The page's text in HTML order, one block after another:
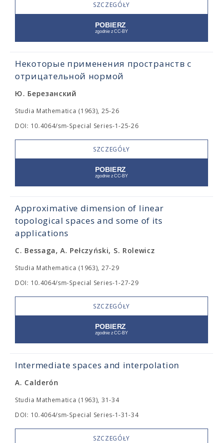
SZCZEGÓŁY
Некоторые применения пространств с
отрицательной нормой
Ю. Березанский
Studia Mathematica (1963), 25-26
DOI: 10.4064/sm-Special Series-1-25-26
SZCZEGÓŁY
Approximative dimension of linear
topological spaces and some of its
applications
C. Bessaga, A. Pełczyński, S. Rolewicz
Studia Mathematica (1963), 27-29
DOI: 10.4064/sm-Special Series-1-27-29
SZCZEGÓŁY
Intermediate spaces and interpolation
A. Calderón
Studia Mathematica (1963), 31-34
DOI: 10.4064/sm-Special Series-1-31-34
SZCZEGÓŁY